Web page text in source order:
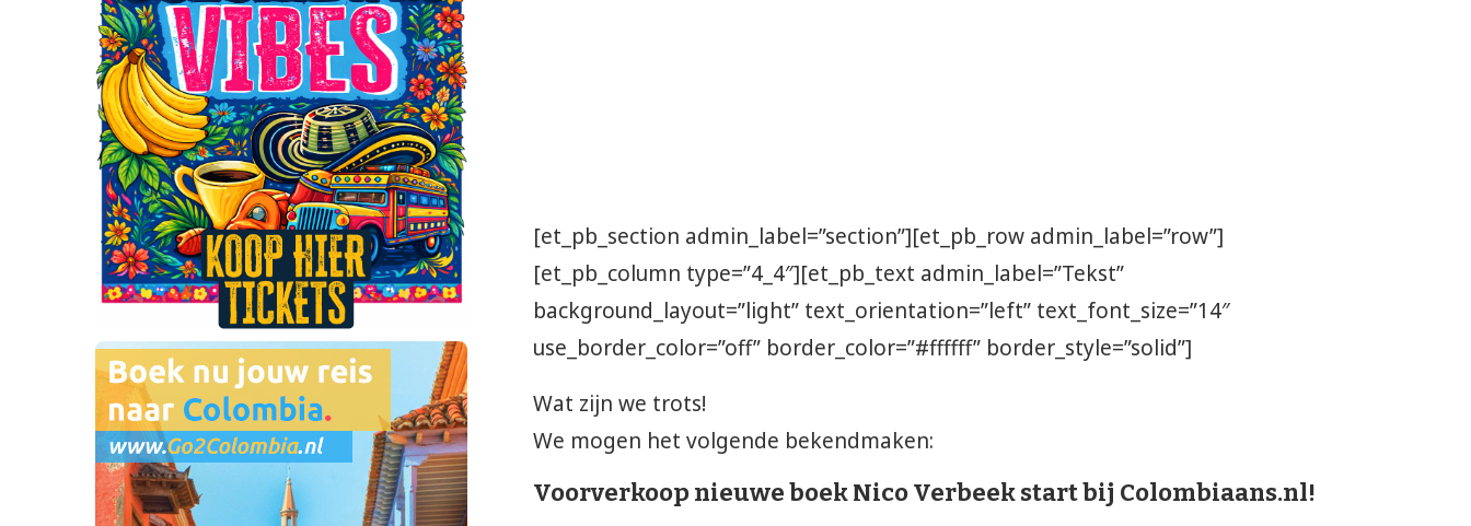
[et_pb_section admin_label=”section”][et_pb_row admin_label=”row”]
[et_pb_column type=”4_4″][et_pb_text admin_label=”Tekst”
background_layout=”light” text_orientation=”left” text_font_size=”14″
use_border_color=”off” border_color=”#ffffff” border_style=”solid”]
Wat zijn we trots!
We mogen het volgende bekendmaken:
Voorverkoop nieuwe boek Nico Verbeek start bij Colombiaans.nl!